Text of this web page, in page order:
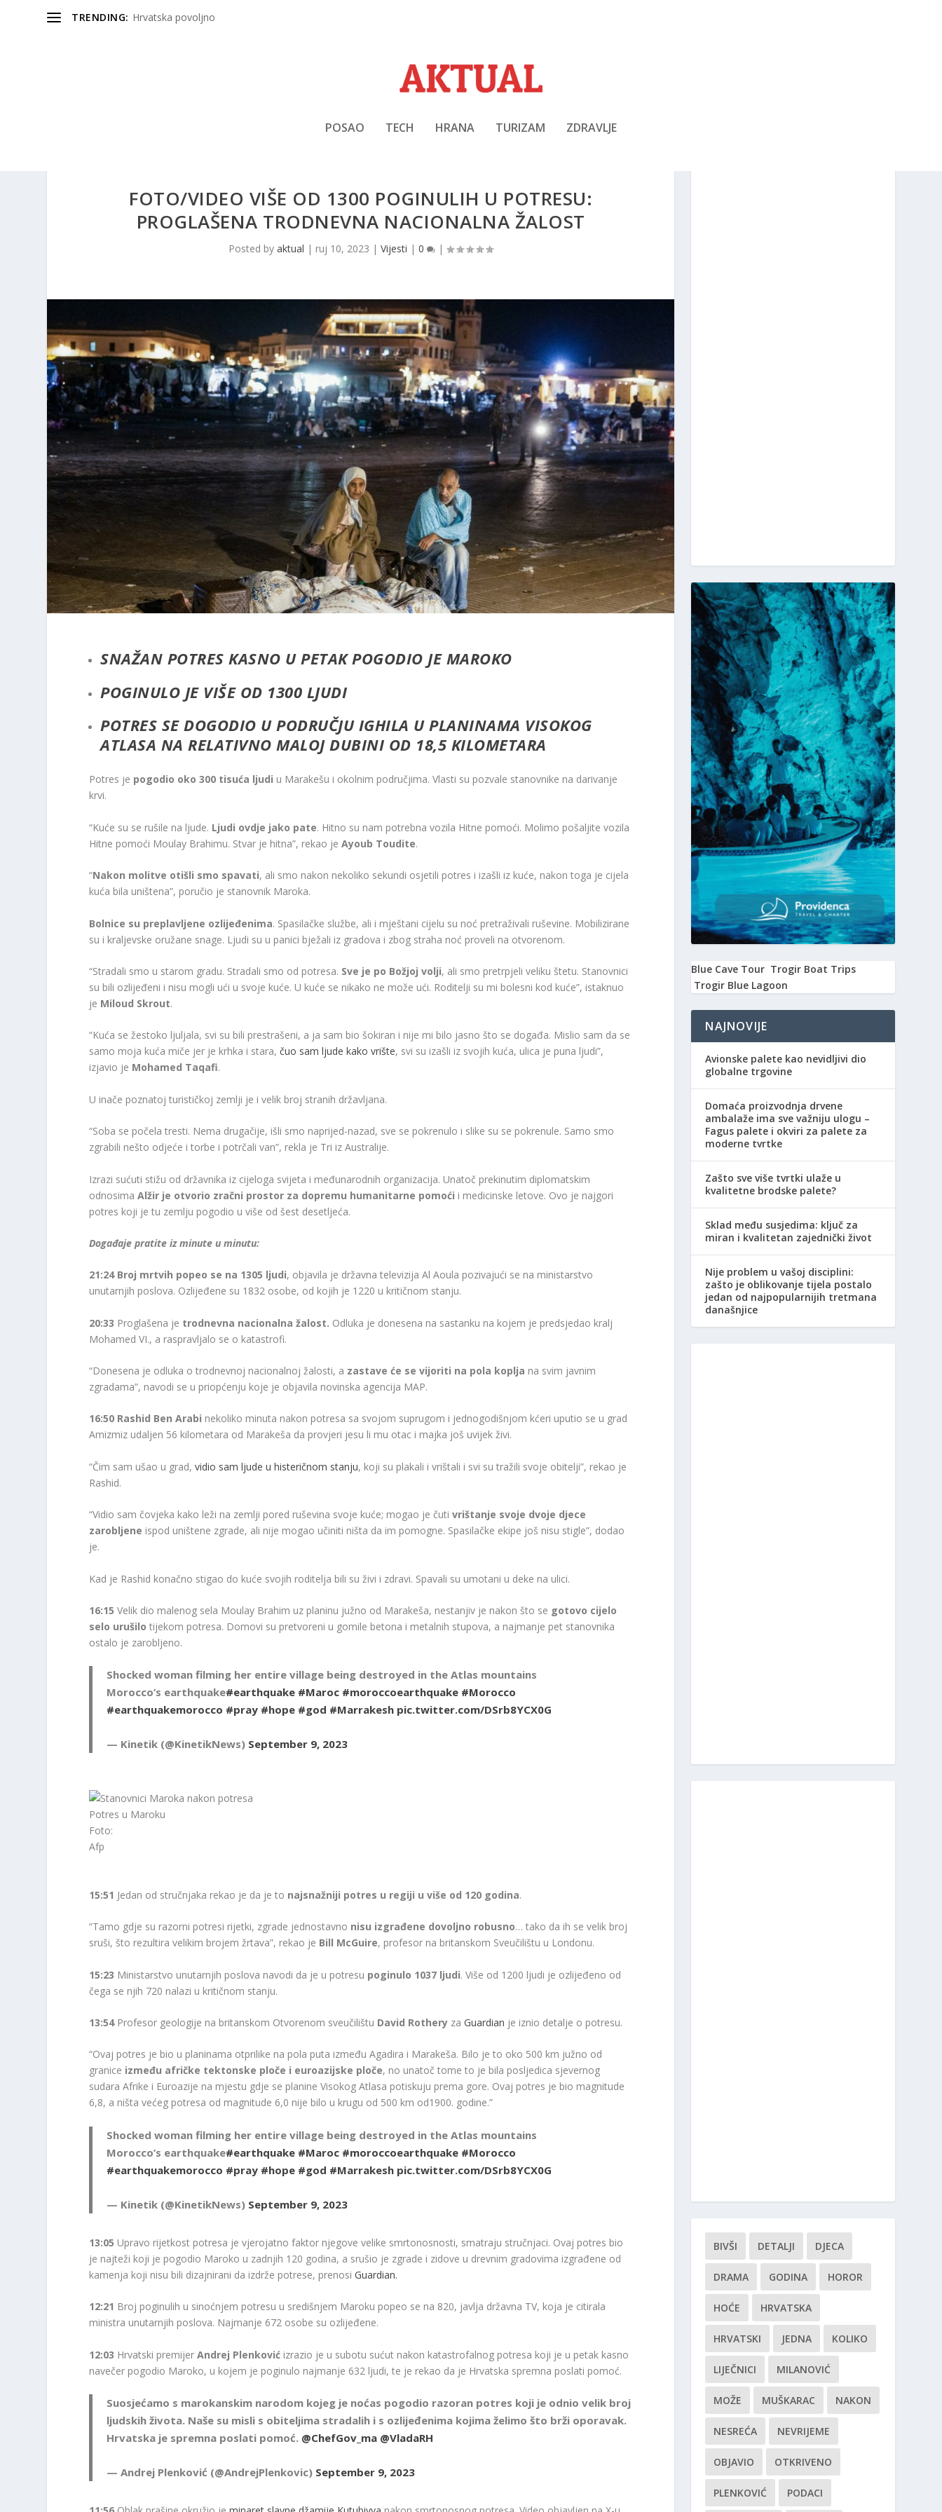
TRENDING: Hrvatska povoljno
POSAO TECH HRANA TURIZAM ZDRAVLJE
FOTO/VIDEO VIŠE OD 1300 POGINULIH U POTRESU:
PROGLAŠENA TRODNEVNA NACIONALNA ŽALOST
Posted byaktual | ruj 10, 2023 |Vijesti |0 |
SNAŽAN POTRES KASNO U PETAK POGODIO JE MAROKO
POGINULO JE VIŠE OD 1300 LJUDI
POTRES SE DOGODIO U PODRUČJU IGHILA U PLANINAMA VISOKOG
ATLASA NA RELATIVNO MALOJ DUBINI OD 18,5 KILOMETARA
Potres je pogodio oko 300 tisuća ljudi u Marakešu i okolnim područjima. Vlasti su pozvale stanovnike na darivanje
krvi.
“Kuće su se rušile na ljude. Ljudi ovdje jako pate. Hitno su nam potrebna vozila Hitne pomoći. Molimo pošaljite vozila
Hitne pomoći Moulay Brahimu. Stvar je hitna”, rekao jeAyoub Toudite.
“Nakon molitve otišli smo spavati, ali smo nakon nekoliko sekundi osjetili potres i izašli iz kuće, nakon toga je cijela
kuća bila uništena”, poručio je stanovnik Maroka.
Bolnice su preplavljene ozlijeđenima. Spasilačke službe, ali i mještani cijelu su noć pretraživali ruševine. Mobilizirane
su i kraljevske oružane snage. Ljudi su u panici bježali iz gradova i zbog straha noć proveli na otvorenom.
“Stradali smo u starom gradu. Stradali smo od potresa. Sve je po Božjoj volji, ali smo pretrpjeli veliku štetu. Stanovnici
su bili ozlijeđeni i nisu mogli ući u svoje kuće. U kuće se nikako ne može ući. Roditelji su mi bolesni kod kuće”, istaknuo
je Miloud Skrout.
“Kuća se žestoko ljuljala, svi su bili prestrašeni, a ja sam bio šokiran i nije mi bilo jasno što se događa. Mislio sam da se
samo moja kuća miče jer je krhka i stara,čuo sam ljude kako vrište, svi su izašli iz svojih kuća, ulica je puna ljudi”,
izjavio je Mohamed Taqafi.
U inače poznatoj turističkoj zemlji je i velik broj stranih državljana.
“Soba se počela tresti. Nema drugačije, išli smo naprijed-nazad, sve se pokrenulo i slike su se pokrenule. Samo smo
zgrabili nešto odjeće i torbe i potrčali van”, rekla je Tri iz Australije.
Izrazi sućuti stižu od državnika iz cijeloga svijeta i međunarodnih organizacija. Unatoč prekinutim diplomatskim
odnosimaAlžir je otvorio zračni prostor za dopremu humanitarne pomoći i medicinske letove. Ovo je najgori
potres koji je tu zemlju pogodio u više od šest desetljeća.
Događaje pratite iz minute u minutu:
21:24 Broj mrtvih popeo se na 1305 ljudi, objavila je državna televizija Al Aoula pozivajući se na ministarstvo
unutarnjih poslova. Ozlijeđene su 1832 osobe, od kojih je 1220 u kritičnom stanju.
20:33 Proglašena je trodnevna nacionalna žalost. Odluka je donesena na sastanku na kojem je predsjedao kralj
Mohamed VI., a raspravljalo se o katastrofi.
“Donesena je odluka o trodnevnoj nacionalnoj žalosti, a zastave će se vijoriti na pola koplja na svim javnim
zgradama”, navodi se u priopćenju koje je objavila novinska agencija MAP.
16:50 Rashid Ben Arabi nekoliko minuta nakon potresa sa svojom suprugom i jednogodišnjom kćeri uputio se u grad
Amizmiz udaljen 56 kilometara od Marakeša da provjeri jesu li mu otac i majka još uvijek živi.
“Čim sam ušao u grad,vidio sam ljude u histeričnom stanju, koji su plakali i vrištali i svi su tražili svoje obitelji”, rekao je
Rashid.
“Vidio sam čovjeka kako leži na zemlji pored ruševina svoje kuće; mogao je čutivrištanje svoje dvoje djece
zarobljene ispod uništene zgrade, ali nije mogao učiniti ništa da im pomogne. Spasilačke ekipe još nisu stigle”, dodao
je.
Kad je Rashid konačno stigao do kuće svojih roditelja bili su živi i zdravi. Spavali su umotani u deke na ulici.
16:15 Velik dio malenog sela Moulay Brahim uz planinu južno od Marakeša, nestanjiv je nakon što se gotovo cijelo
selo urušilo tijekom potresa. Domovi su pretvoreni u gomile betona i metalnih stupova, a najmanje pet stanovnika
ostalo je zarobljeno.
Shocked woman filming her entire village being destroyed in the Atlas mountains
Morocco’s earthquake#earthquake #Maroc #moroccoearthquake #Morocco
#earthquakemorocco #pray #hope #god #Marrakesh pic.twitter.com/DSrb8YCX0G
— Kinetik (@KinetikNews) September 9, 2023
Potres u Maroku
Foto:
Afp
15:51 Jedan od stručnjaka rekao je da je to najsnažniji potres u regiji u više od 120 godina.
“Tamo gdje su razorni potresi rijetki, zgrade jednostavno nisu izgrađene dovoljno robusno… tako da ih se velik broj
sruši, što rezultira velikim brojem žrtava”, rekao je Bill McGuire, profesor na britanskom Sveučilištu u Londonu.
15:23 Ministarstvo unutarnjih poslova navodi da je u potresu poginulo 1037 ljudi. Više od 1200 ljudi je ozlijeđeno od
čega se njih 720 nalazi u kritičnom stanju.
13:54Profesor geologije na britanskom Otvorenom sveučilištu David Rothery zaGuardian je iznio detalje o potresu.
“Ovaj potres je bio u planinama otprilike na pola puta između Agadira i Marakeša. Bilo je to oko 500 km južno od
granice između afričke tektonske ploče i euroazijske ploče, no unatoč tome to je bila posljedica sjevernog
sudara Afrike i Euroazije na mjestu gdje se planine Visokog Atlasa potiskuju prema gore. Ovaj potres je bio magnitude
6,8, a ništa većeg potresa od magnitude 6,0 ​​nije bilo u krugu od 500 km od1900. godine.”
Shocked woman filming her entire village being destroyed in the Atlas mountains
Morocco’s earthquake#earthquake #Maroc #moroccoearthquake #Morocco
#earthquakemorocco #pray #hope #god #Marrakesh pic.twitter.com/DSrb8YCX0G
— Kinetik (@KinetikNews) September 9, 2023
13:05 Upravo rijetkost potresa je vjerojatno faktor njegove velike smrtonosnosti, smatraju stručnjaci. Ovaj potres bio
je najteži koji je pogodio Maroko u zadnjih 120 godina, a srušio je zgrade i zidove u drevnim gradovima izgrađene od
kamenja koji nisu bili dizajnirani da izdrže potrese, prenosiGuardian.
12:21 Broj poginulih u sinoćnjem potresu u središnjem Maroku popeo se na 820, javlja državna TV, koja je citirala
ministra unutarnjih poslova. Najmanje 672 osobe su ozlijeđene.
12:03 Hrvatski premijerAndrej Plenković izrazio je u subotu sućut nakon katastrofalnog potresa koji je u petak kasno
navečer pogodio Maroko, u kojem je poginulo najmanje 632 ljudi, te je rekao da je Hrvatska spremna poslati pomoć.
Suosjećamo s marokanskim narodom kojeg je noćas pogodio razoran potres koji je odnio velik broj
ljudskih života. Naše su misli s obiteljima stradalih i s ozlijeđenima kojima želimo što brži oporavak.
Hrvatska je spremna poslati pomoć. @ChefGov_ma @VladaRH
— Andrej Plenković (@AndrejPlenkovic) September 9, 2023
Blue Cave Tour Trogir Boat Trips
Trogir Blue Lagoon
NAJNOVIJE
Avionske palete kao nevidljivi dio
globalne trgovine
Domaća proizvodnja drvene
ambalaže ima sve važniju ulogu –
Fagus palete i okviri za palete za
moderne tvrtke
Zašto sve više tvrtki ulaže u
kvalitetne brodske palete?
Sklad među susjedima: ključ za
miran i kvalitetan zajednički život
Nije problem u vašoj disciplini:
zašto je oblikovanje tijela postalo
jedan od najpopularnijih tretmana
današnjice
BIVŠI DETALJI DJECA
DRAMA GODINA HOROR
HOĆE HRVATSKA
HRVATSKI JEDNA KOLIKO
LIJEČNICI MILANOVIĆ
MOŽE MUŠKARAC NAKON
NESREĆA NEVRIJEME
OBJAVIO OTKRIVENO
PLENKOVIĆ PODACI